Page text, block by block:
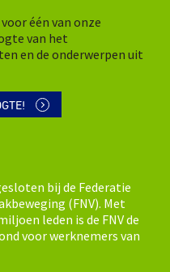
één van onze
van het
en de onderwerpen uit
bij de Federatie
(FNV). Met
leden is de FNV de
voor werknemers van